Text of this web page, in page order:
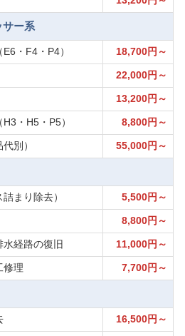
サー系
・F4・P4） 18,700円～
22,000円～
13,200円～
・H5・P5） 8,800円～
別） 55,000円～
まり除去） 5,500円～
8,800円～
水経路の復旧 11,000円～
修理 7,700円～
16,500円～